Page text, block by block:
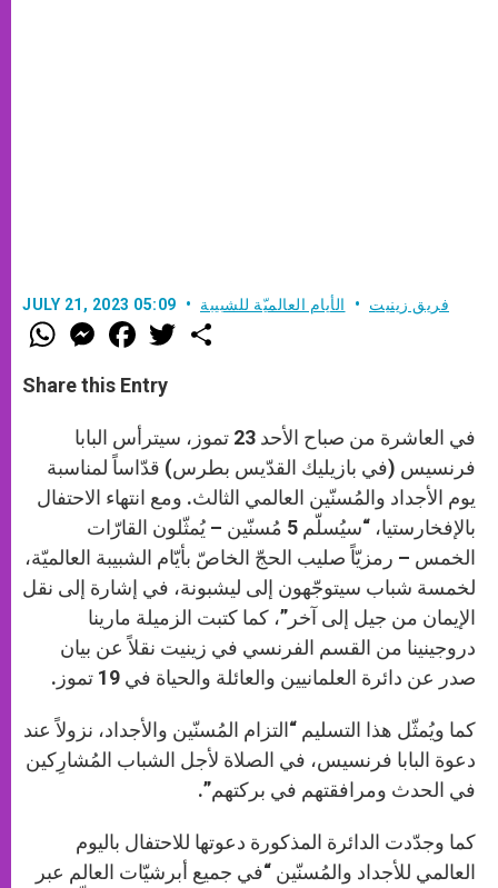
JULY 21, 2023 05:09 فريق زينيت الأيام العالميّة للشبيبة
W
h
t
s
M
e
s
e
g
e
r
F
a
e
b
o
k
w
Share this Entry
في العاشرة من صباح الأحد 23 تموز، سيترأس البابا
فرنسيس (في بازيليك القدّيس بطرس) قدّاساً لمناسبة
يوم الأجداد والمُسنّين العالمي الثالث. ومع انتهاء الاحتفال
بالإفخارستيا، “سيُسلّم 5 مُسنّين – يُمثّلون القارّات
الخمس – رمزيّاً صليب الحجّ الخاصّ بأيّام الشبيبة العالميّة،
لخمسة شباب سيتوجّهون إلى ليشبونة، في إشارة إلى نقل
الإيمان من جيل إلى آخر”، كما كتبت الزميلة مارينا
دروجينينا من القسم الفرنسي في زينيت نقلاً عن بيان
صدر عن دائرة العلمانيين والعائلة والحياة في 19 تموز.
كما ويُمثّل هذا التسليم “التزام المُسنّين والأجداد، نزولاً عند
دعوة البابا فرنسيس، في الصلاة لأجل الشباب المُشارِكين
في الحدث ومرافقتهم في بركتهم”.
كما وجدّدت الدائرة المذكورة دعوتها للاحتفال باليوم
العالمي للأجداد والمُسنّين “في جميع أبرشيّات العالم عبر